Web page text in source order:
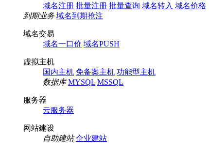
域名注册 批量注册 批量查询 域名转入 域名价格
到期业务 域名到期抢注
域名交易
域名一口价 域名PUSH
虚拟主机
国内主机 免备案主机 功能型主机
数据库 MYSQL MSSQL
服务器
云服务器
网站建设
自助建站 企业建站